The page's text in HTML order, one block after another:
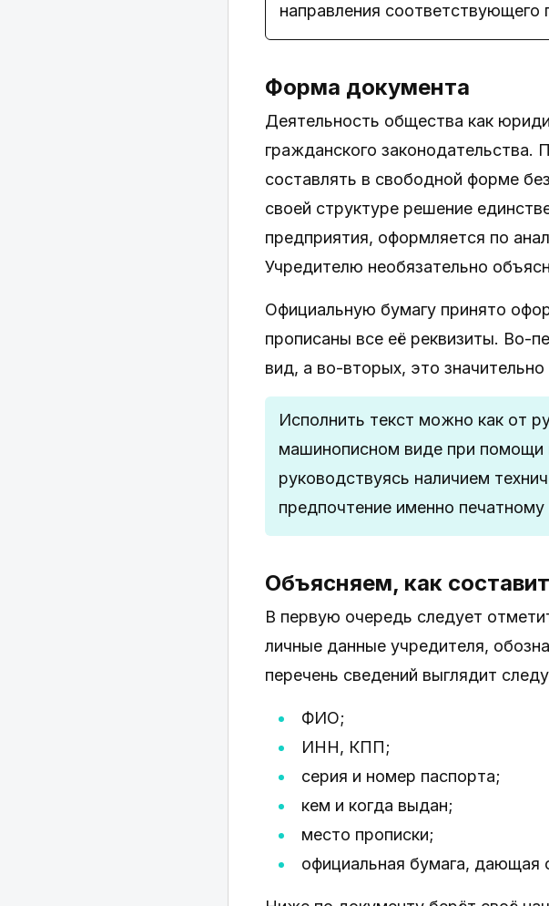
направления
Форма документа
Деятельность общества как
гражданского
составлять в свободной форме
своей структуре решение
предприятия, оформляется по
Учредителю необязательно
Официальную бумагу принято
прописаны все её реквизиты. Во-
вид, а во-вторых, это
Исполнить текст можно как от
машинописном виде при помощи
руководствуясь наличием
предпочтение именно
Объясняем, как
В первую очередь следует
личные данные учредителя,
перечень сведений выглядит
ФИО;
ИНН, КПП;
серия и номер паспорта;
кем и когда выдан;
место прописки;
официальная бумага, дающая